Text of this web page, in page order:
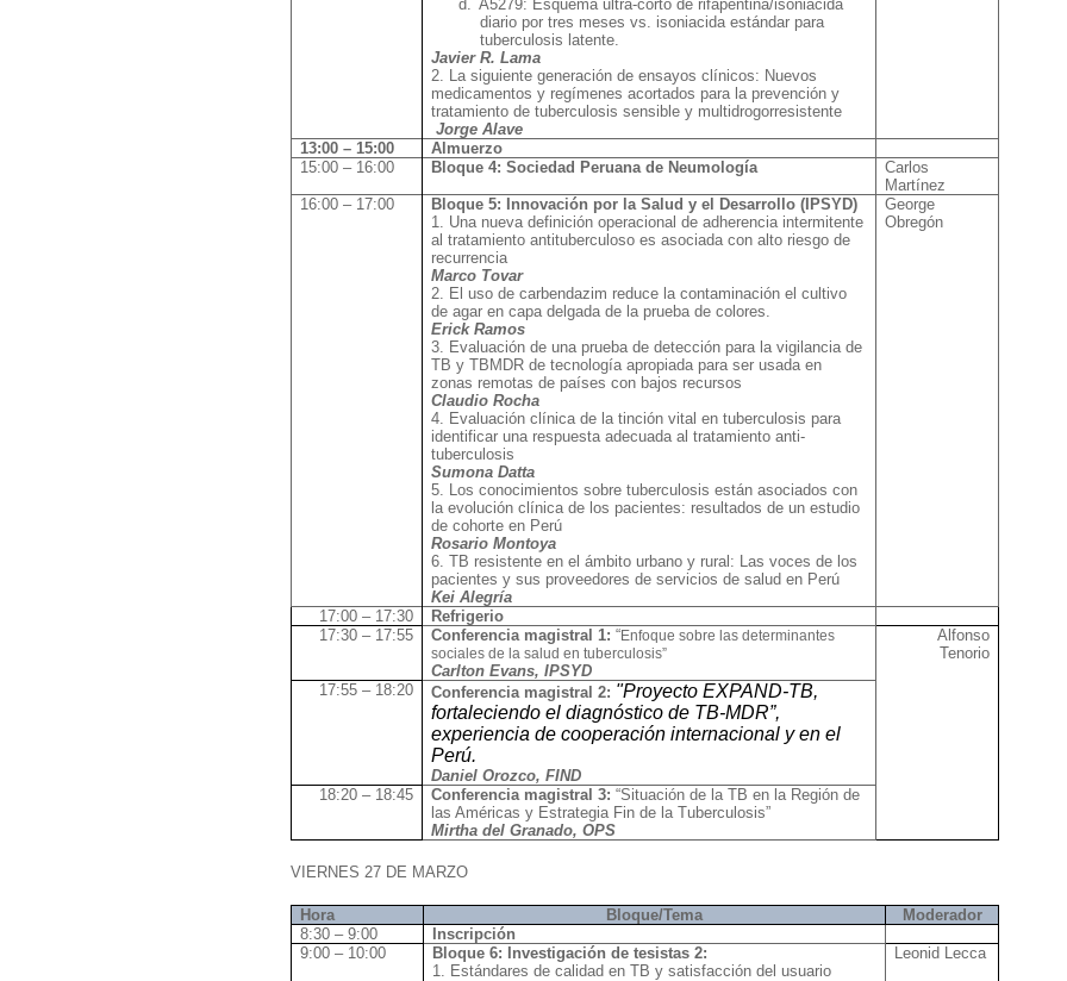
d.
A5279: Esquema ultra-corto de rifapentina/isoniacida
diario por tres meses vs. isoniacida estándar para
tuberculosis latente.
Javier R. Lama
2. La siguiente generación de ensayos clínicos: Nuevos
medicamentos y regímenes acortados para la prevención y
tratamiento de tuberculosis sensible y multidrogorresistente
Jorge Alave
13:00 – 15:00
Almuerzo
15:00 – 16:00
Bloque 4: Sociedad Peruana de Neumología
Carlos
Martínez
16:00 – 17:00
Bloque 5: Innovación por la Salud y el Desarrollo (IPSYD)
1. Una nueva definición operacional de adherencia intermitente
al tratamiento antituberculoso es asociada con alto riesgo de
recurrencia
Marco Tovar
2. El uso de carbendazim reduce la contaminación el cultivo
de agar en capa delgada de la prueba de colores.
Erick Ramos
3. Evaluación de una prueba de detección para la vigilancia de
TB y TBMDR de tecnología apropiada para ser usada en
zonas remotas de países con bajos recursos
Claudio Rocha
4. Evaluación clínica de la tinción vital en tuberculosis para
identificar una respuesta adecuada al tratamiento anti-
tuberculosis
Sumona Datta
5. Los conocimientos sobre tuberculosis están asociados con
la evolución clínica de los pacientes: resultados de un estudio
de cohorte en Perú
Rosario Montoya
6. TB resistente en el ámbito urbano y rural: Las voces de los
pacientes y sus proveedores de servicios de salud en Perú
Kei Alegría
George
Obregón
17:00 – 17:30
Refrigerio
17:30 – 17:55
Conferencia magistral 1: “Enfoque sobre las determinantes
sociales de la salud en tuberculosis”
Carlton Evans, IPSYD
Alfonso
Tenorio
17:55 – 18:20 Conferencia magistral 2: "Proyecto EXPAND-TB,
fortaleciendo el diagnóstico de TB-MDR”,
experiencia de cooperación internacional y en el
Perú.
Daniel Orozco, FIND
18:20 – 18:45
Conferencia magistral 3:“Situación de la TB en la Región de
las Américas y Estrategia Fin de la Tuberculosis”
Mirtha del Granado, OPS
VIERNES 27 DE MARZO
Hora Bloque/Tema
Moderador
8:30 – 9:00
Inscripción
9:00 – 10:00
Bloque 6: Investigación de tesistas 2:
1. Estándares de calidad en TB y satisfacción del usuario
Leonid Lecca